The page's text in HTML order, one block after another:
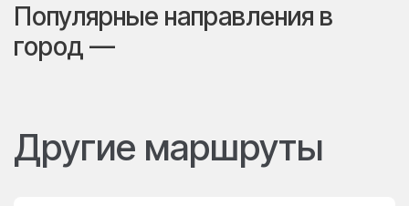
Популярные направления в
город —
Другие маршруты